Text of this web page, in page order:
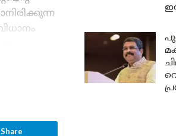
ഈ
Share